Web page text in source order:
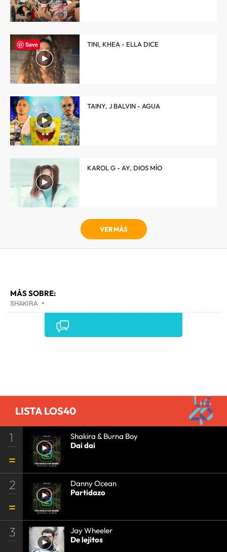
TINI, KHEA - ELLA DICE
TAINY, J BALVIN - AGUA
KAROL G - AY, DIOS MÍO
VER MÁS
MÁS SOBRE:
SHAKIRA •
LISTA LOS40
1
Shakira & Burna Boy
Dai dai
2
Danny Ocean
Partidazo
3
Jay Wheeler
De lejitos
Save